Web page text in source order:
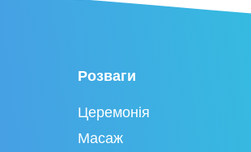
Розваги
Церемонія
Масаж